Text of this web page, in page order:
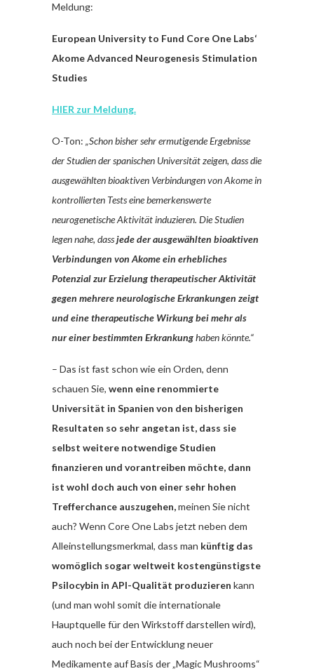
Meldung:
European University to Fund Core One Labs‘
Akome Advanced Neurogenesis Stimulation
Studies
HIER zur Meldung.
O-Ton: „Schon bisher sehr ermutigende Ergebnisse
der Studien der spanischen Universität zeigen, dass die
ausgewählten bioaktiven Verbindungen von Akome in
kontrollierten Tests eine bemerkenswerte
neurogenetische Aktivität induzieren. Die Studien
legen nahe, dassjede der ausgewählten bioaktiven
Verbindungen von Akome ein erhebliches
Potenzial zur Erzielung therapeutischer Aktivität
gegen mehrere neurologische Erkrankungen zeigt
und eine therapeutische Wirkung bei mehr als
nur einer bestimmten Erkrankunghaben könnte.“
– Das ist fast schon wie ein Orden, denn
schauen Sie, wenn eine renommierte
Universität in Spanien von den bisherigen
Resultaten so sehr angetan ist, dass sie
selbst weitere notwendige Studien
finanzieren und vorantreiben möchte, dann
ist wohl doch auch von einer sehr hohen
Trefferchance auszugehen,meinen Sie nicht
auch? Wenn Core One Labs jetzt neben dem
Alleinstellungsmerkmal, dass man künftig das
womöglich sogar weltweit kostengünstigste
Psilocybin in API-Qualität produzieren kann
(und man wohl somit die internationale
Hauptquelle für den Wirkstoff darstellen wird),
auch noch bei der Entwicklung neuer
Medikamente auf Basis der „Magic Mushrooms“